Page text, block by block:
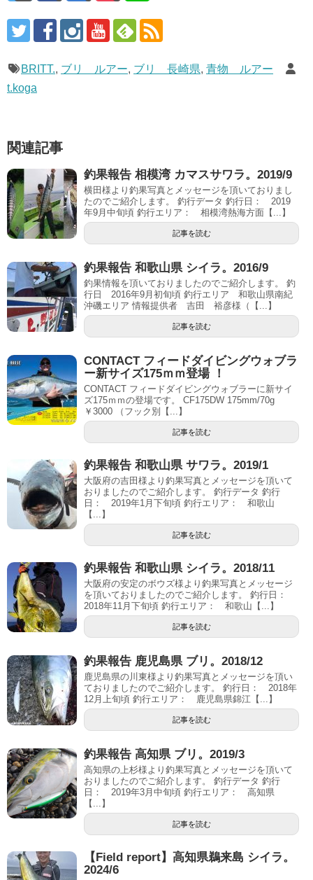
BRITT., ブリ ルアー, ブリ 長崎県, 青物 ルアー
t.koga
関連記事
釣果報告 相模湾 カマスサワラ。2019/9
横田様より釣果写真とメッセージを頂いておりまし
たのでご紹介します。 釣行データ 釣行日： 2019
年9月中旬頃 釣行エリア： 相模湾熱海方面【...】
記事を読む
釣果報告 和歌山県 シイラ。2016/9
釣果情報を頂いておりましたのでご紹介します。 釣
行日 2016年9月初旬頃 釣行エリア 和歌山県南紀
沖磯エリア 情報提供者 吉田 裕彦様（【...】
記事を読む
CONTACT フィードダイビングウォブラ
ー新サイズ175ｍｍ登場 ！
CONTACT フィードダイビングウォブラーに新サイ
ズ175ｍｍの登場です。 CF175DW 175mm/70g
￥3000 （フック別【...】
記事を読む
釣果報告 和歌山県 サワラ。2019/1
大阪府の吉田様より釣果写真とメッセージを頂いて
おりましたのでご紹介します。 釣行データ 釣行
日： 2019年1月下旬頃 釣行エリア： 和歌山
【...】
記事を読む
釣果報告 和歌山県 シイラ。2018/11
大阪府の安定のボウズ様より釣果写真とメッセージ
を頂いておりましたのでご紹介します。 釣行日：
2018年11月下旬頃 釣行エリア： 和歌山【...】
記事を読む
釣果報告 鹿児島県 ブリ。2018/12
鹿児島県の川東様より釣果写真とメッセージを頂い
ておりましたのでご紹介します。 釣行日： 2018年
12月上旬頃 釣行エリア： 鹿児島県錦江【...】
記事を読む
釣果報告 高知県 ブリ。2019/3
高知県の上杉様より釣果写真とメッセージを頂いて
おりましたのでご紹介します。 釣行データ 釣行
日： 2019年3月中旬頃 釣行エリア： 高知県
【...】
記事を読む
【Field report】高知県鵜来島 シイラ。
2024/6